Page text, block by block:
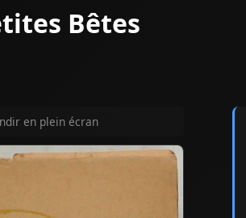
Bêtes
en plein écran